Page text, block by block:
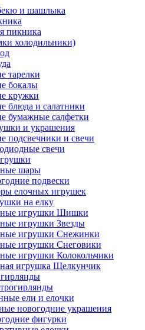
и шашлыка
пикника
холодильники)
тарелки
бокалы
кружки
блюда и салатники
бумажные салфетки
и украшения
подсвечники и свечи
свечи
шары
подвески
елочных игрушек
на елку
игрушки Шишки
игрушки Звезды
игрушки Снежинки
игрушки Снеговики
игрушки Колокольчики
игрушка Щелкунчик
ели и елочки
новогодние украшения
фигурки